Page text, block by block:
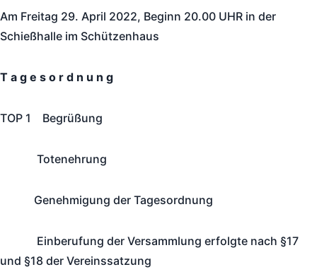
Am Freitag 29. April 2022, Beginn 20.00 UHR in der
Schießhalle im Schützenhaus
T a g e s o r d n u n g
TOP 1 Begrüßung
Totenehrung
Genehmigung der Tagesordnung
Einberufung der Versammlung erfolgte nach §17
und §18 der Vereinssatzung